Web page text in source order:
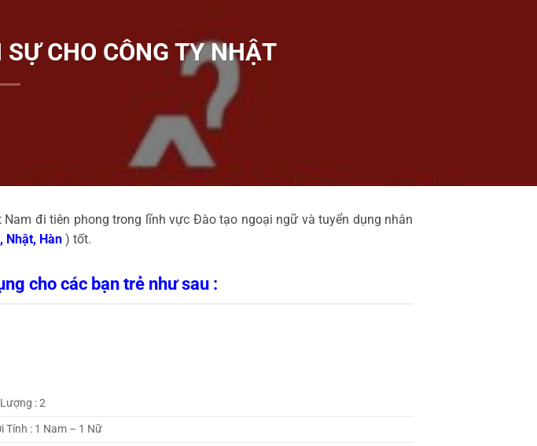
CHO CÔNG TY NHẬT
đi tiên phong trong lĩnh vực Đào tạo ngoại ngữ và tuyển dụng nhân
Nhật, Hàn ) tốt.
cho các bạn trẻ như sau :
: 2
Tính : 1 Nam – 1 Nữ